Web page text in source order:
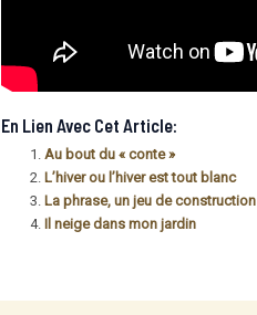
En Lien Avec Cet Article:
Au bout du « conte »
L’hiver ou l’hiver est tout blanc
La phrase, un jeu de construction
Il neige dans mon jardin